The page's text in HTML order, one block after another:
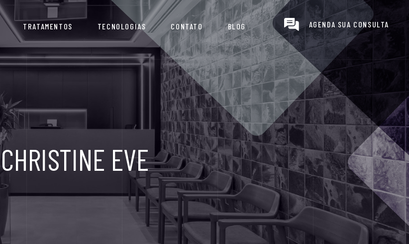
TRATAMENTOS TECNOLOGIAS CONTATO BLOG AGENDA SUA CONSULTA
CHRISTINE EVE